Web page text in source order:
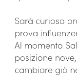
Sarà curioso
prova
Al momento
posizione
cambiare già